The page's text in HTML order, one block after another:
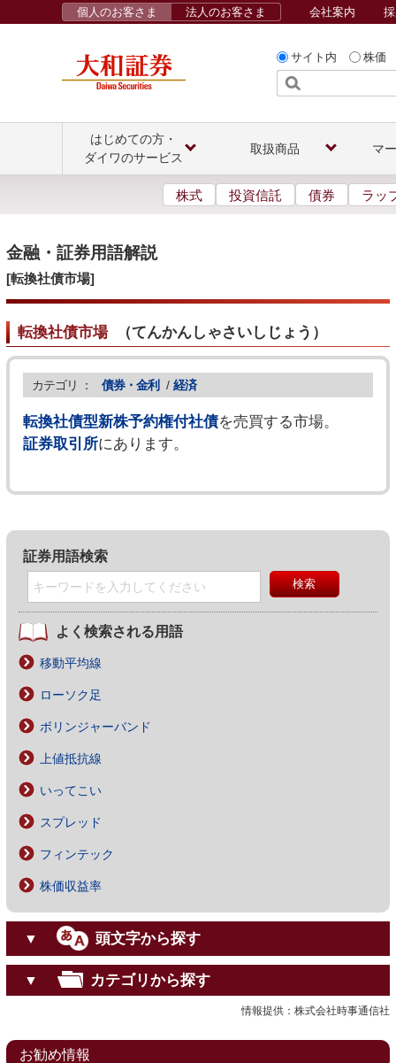
サイト内 株価
個人のお客さま 法人のお客さま 会社案内
はじめての方・
ダイワのサービス
取扱商品 マ
株式 投資信託 債券 ラッ
金融・証券用語解説
[転換社債市場]
転換社債市場（てんかんしゃさいしじょう ）
カテゴリ ： 債券・金利 / 経済
転換社債型新株予約権付社債を売買する市場。
証券取引所にあります。
証券用語検索
よく検索される用語
移動平均線
ローソク足
ボリンジャーバンド
上値抵抗線
いってこい
スプレッド
フィンテック
株価収益率
▼ 頭文字から探す
▼ カテゴリから探す
情報提供：株式会社時事通信社
お勧め情報